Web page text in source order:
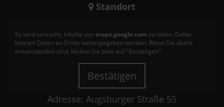
Standort
Es wird versucht, Inhalte von maps.google.com zu laden. Dabei
können Daten an Dritte weitergegeben werden. Wenn Sie damit
einverstanden sind, klicken Sie bitte auf "Bestätigen".
Bestätigen
Adresse: Augsburger Straße 55